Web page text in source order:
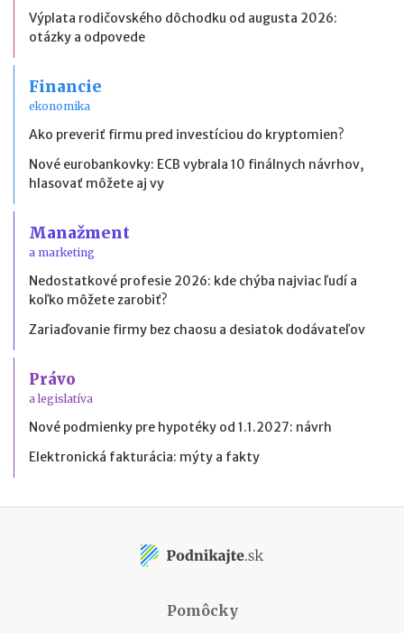
Výplata rodičovského dôchodku od augusta 2026:
otázky a odpovede
Financie
ekonomika
Ako preveriť firmu pred investíciou do kryptomien?
Nové eurobankovky: ECB vybrala 10 finálnych návrhov,
hlasovať môžete aj vy
Manažment
a marketing
Nedostatkové profesie 2026: kde chýba najviac ľudí a
koľko môžete zarobiť?
Zariaďovanie firmy bez chaosu a desiatok dodávateľov
Právo
a legislatíva
Nové podmienky pre hypotéky od 1.1.2027: návrh
Elektronická fakturácia: mýty a fakty
Pomôcky